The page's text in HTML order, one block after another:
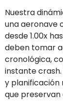
Nuestra
una aeronave
desde 1.00x
deben tomar
cronológica,
instante
y planificación
que